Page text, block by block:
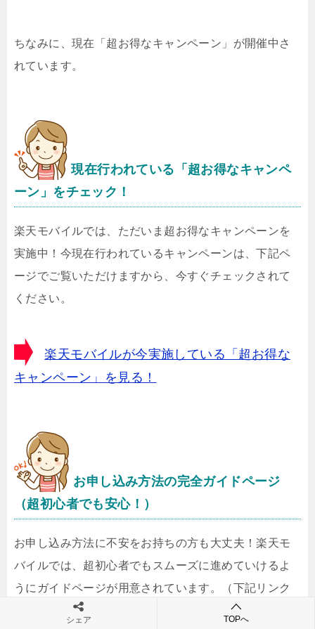
ちなみに、現在「超お得なキャンペーン」が開催中さ
れています。
現在行われている「超お得なキャンペ
ーン」をチェック！
楽天モバイルでは、ただいま超お得なキャンペーンを
実施中！今現在行われているキャンペーンは、下記ペ
ージでご覧いただけますから、今すぐチェックされて
ください。
楽天モバイルが今実施している「超お得な
キャンペーン」を見る！
お申し込み方法の完全ガイドページ
（超初心者でも安心！）
お申し込み方法に不安をお持ちの方も大丈夫！楽天モ
バイルでは、超初心者でもスムーズに進めていけるよ
うにガイドページが用意されています。（下記リンク
先ページの後半部分にあります）
シェア TOPへ